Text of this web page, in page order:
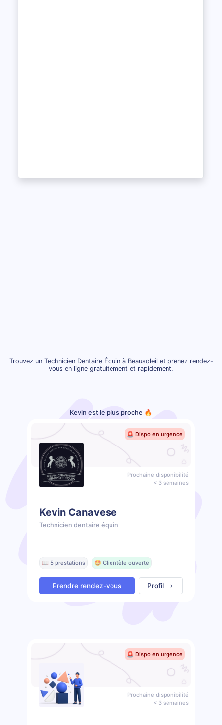
Trouvez un Technicien Dentaire Équin à Beausoleil et prenez rendez-
vous en ligne gratuitement et rapidement.
Kevin est le plus proche 🔥
🚨 Dispo en urgence
Prochaine disponibilité
< 3 semaines
Kevin Canavese
Technicien dentaire équin
📖 5 prestations 🤩 Clientèle ouverte
Prendre rendez-vous Profil
🚨 Dispo en urgence
Prochaine disponibilité
< 3 semaines